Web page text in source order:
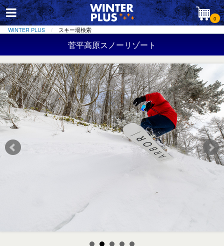
0
WINTER PLUS スキー場検索
菅平高原スノーリゾート